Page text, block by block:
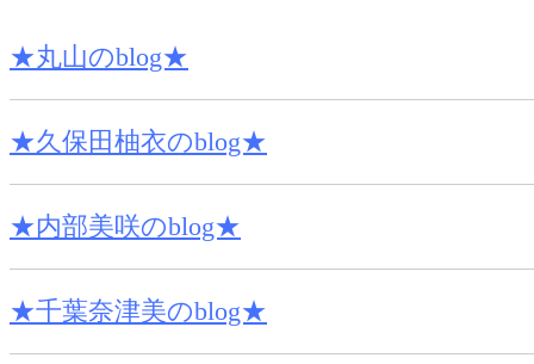
★丸山のblog★
★久保田柚衣のblog★
★内部美咲のblog★
★千葉奈津美のblog★